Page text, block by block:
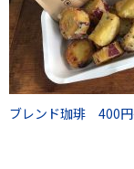
ブレンド珈琲 400